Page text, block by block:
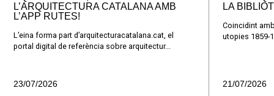
L’ARQUITECTURA CATALANA AMB
L’APP RUTES!
L’eina forma part d’arquitecturacatalana.cat, el
portal digital de referència sobre arquitectur...
23/07/2026
LA
Coincidint
utopies 1859-
21/07/2026